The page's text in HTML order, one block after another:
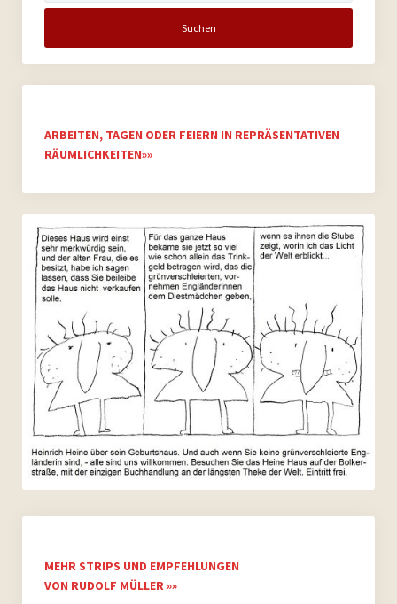
ARBEITEN, TAGEN ODER FEIERN IN REPRÄSENTATIVEN
RÄUMLICHKEITEN»»
MEHR STRIPS UND EMPFEHLUNGEN
VON RUDOLF MÜLLER »»